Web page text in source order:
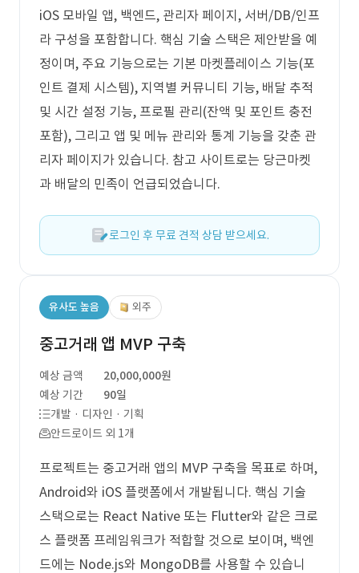
iOS 모바일 앱, 백엔드, 관리자 페이지, 서버/DB/인프
라 구성을 포함합니다. 핵심 기술 스택은 제안받을 예
정이며, 주요 기능으로는 기본 마켓플레이스 기능(포
인트 결제 시스템), 지역별 커뮤니티 기능, 배달 추적
및 시간 설정 기능, 프로필 관리(잔액 및 포인트 충전
포함), 그리고 앱 및 메뉴 관리와 통계 기능을 갖춘 관
리자 페이지가 있습니다. 참고 사이트로는 당근마켓
과 배달의 민족이 언급되었습니다.
로그인 후 무료 견적 상담 받으세요.
유사도 높음 외주
중고거래 앱 MVP 구축
예상 금액
20,000,000원
예상 기간
90일
개발 · 디자인 · 기획
안드로이드 외 1개
프로젝트는 중고거래 앱의 MVP 구축을 목표로 하며,
Android와 iOS 플랫폼에서 개발됩니다. 핵심 기술
스택으로는 React Native 또는 Flutter와 같은 크로
스 플랫폼 프레임워크가 적합할 것으로 보이며, 백엔
드에는 Node.js와 MongoDB를 사용할 수 있습니